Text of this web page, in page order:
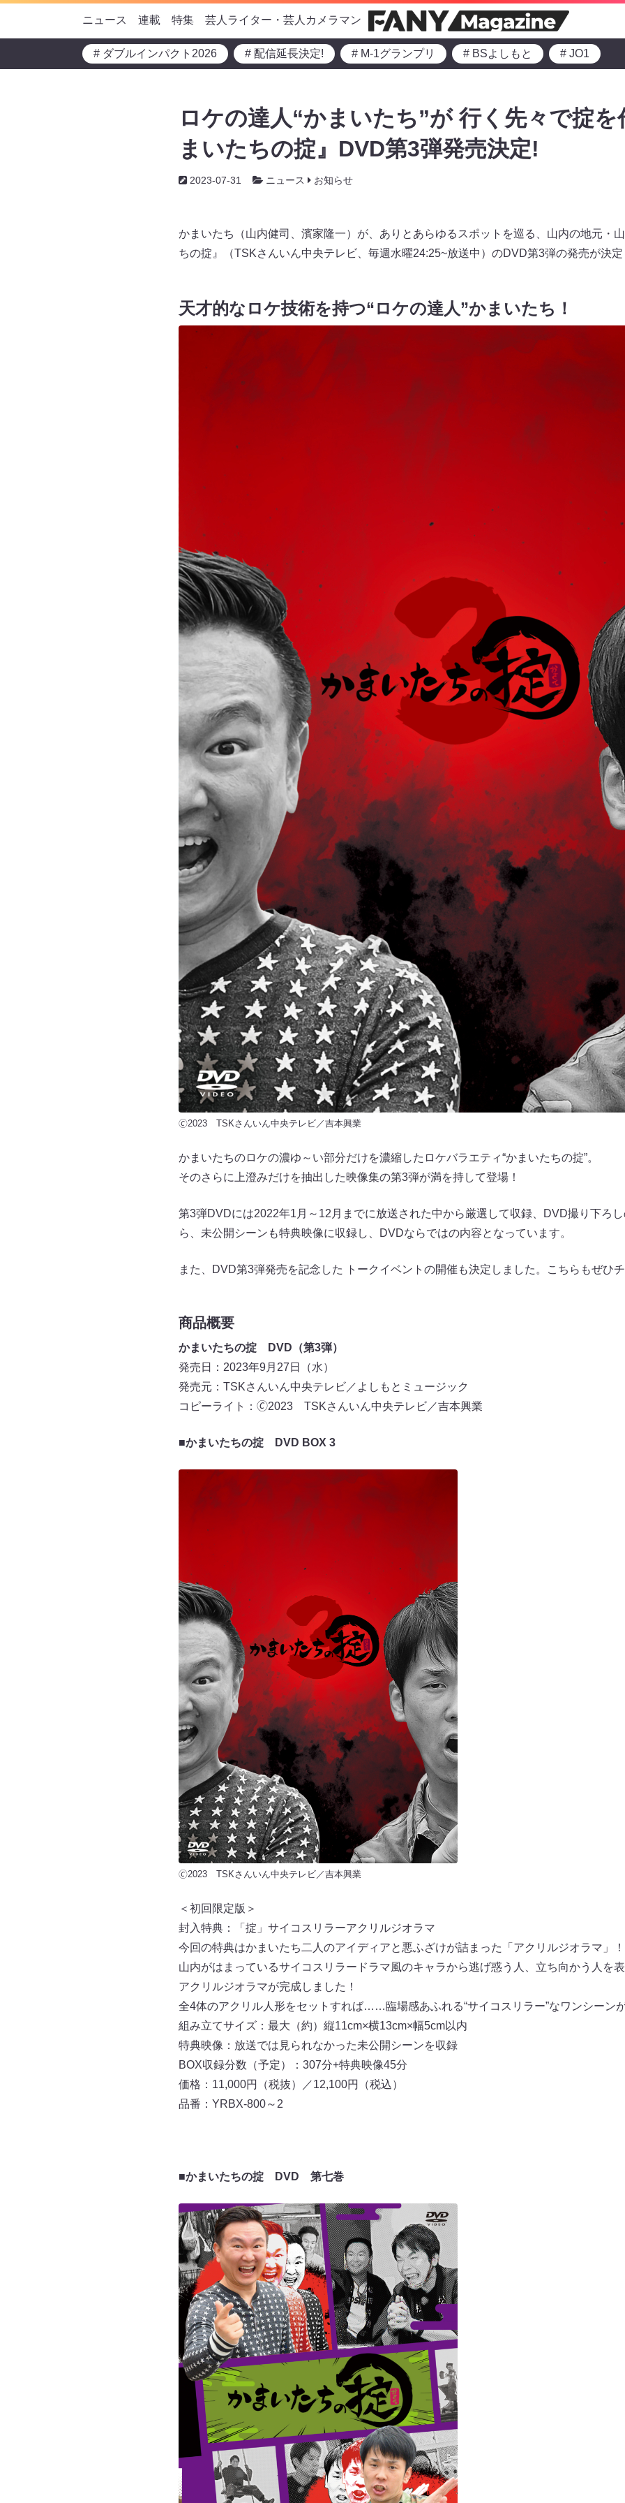
ニュース 連載 特集 芸人ライター・芸人カメラマン
# ダブルインパクト2026 # 配信延長決定! # M-1グランプリ # BSよしもと # JO1
ロケの達人“かまいたち”が 行く先々で掟
まいたちの掟』DVD第3弾発売決定!
2023-07-31 ニュース お知らせ
かまいたち（山内健司、濱家隆一）が、ありとあらゆるスポットを巡る、山内の地元・
ちの掟』（TSKさんいん中央テレビ、毎週水曜24:25~放送中）のDVD第3弾の発売が決定
天才的なロケ技術を持つ“ロケの達人”かまいたち！
🄫2023 TSKさんいん中央テレビ／吉本興業
かまいたちのロケの濃ゆ～い部分だけを濃縮したロケバラエティ“かまいたちの掟”。
そのさらに上澄みだけを抽出した映像集の第3弾が満を持して登場！
第3弾DVDには2022年1月～12月までに放送された中から厳選して収録、DVD撮り下ろ
ら、未公開シーンも特典映像に収録し、DVDならではの内容となっています。
また、DVD第3弾発売を記念した トークイベントの開催も決定しました。こちらもぜひ
商品概要
かまいたちの掟 DVD（第3弾）
発売日：2023年9月27日（水）
発売元：TSKさんいん中央テレビ／よしもとミュージック
コピーライト：🄫2023 TSKさんいん中央テレビ／吉本興業
■かまいたちの掟 DVD BOX 3
🄫2023 TSKさんいん中央テレビ／吉本興業
＜初回限定版＞
封入特典：「掟」サイコスリラーアクリルジオラマ
今回の特典はかまいたち二人のアイディアと悪ふざけが詰まった「アクリルジオラマ」！
山内がはまっているサイコスリラードラマ風のキャラから逃げ惑う人、立ち向かう人を
アクリルジオラマが完成しました！
全4体のアクリル人形をセットすれば……臨場感あふれる“サイコスリラー”なワンシーン
組み立てサイズ：最大（約）縦11cm×横13cm×幅5cm以内
特典映像：放送では見られなかった未公開シーンを収録
BOX収録分数（予定）：307分+特典映像45分
価格：11,000円（税抜）／12,100円（税込）
品番：YRBX-800～2
■かまいたちの掟 DVD 第七巻